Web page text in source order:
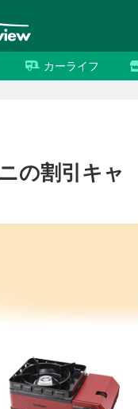
カーライフ
の割引キャ